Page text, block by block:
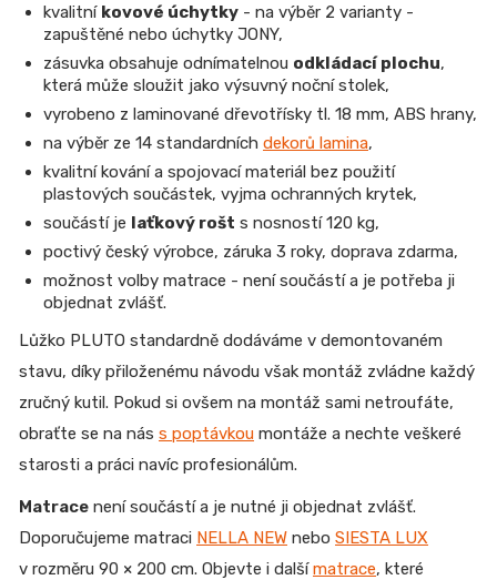
kvalitní kovové úchytky - na výběr 2 varianty -
zapuštěné nebo úchytky JONY,
zásuvka obsahuje odnímatelnou odkládací plochu,
která může sloužit jako výsuvný noční stolek,
vyrobeno z laminované dřevotřísky tl. 18 mm, ABS hrany,
na výběr ze 14 standardních dekorů lamina,
kvalitní kování a spojovací materiál bez použití
plastových součástek, vyjma ochranných krytek,
součástí je laťkový rošt s nosností 120 kg,
poctivý český výrobce, záruka 3 roky, doprava zdarma,
možnost volby matrace - není součástí a je potřeba ji
objednat zvlášť.
Lůžko PLUTO standardně dodáváme v demontovaném
stavu, díky přiloženému návodu však montáž zvládne každý
zručný kutil. Pokud si ovšem na montáž sami netroufáte,
obraťte se na nás s poptávkou montáže a nechte veškeré
starosti a práci navíc profesionálům.
Matrace není součástí a je nutné ji objednat zvlášť.
Doporučujeme matraci NELLA NEW nebo SIESTA LUX
v rozměru 90 × 200 cm. Objevte i dalšímatrace, které